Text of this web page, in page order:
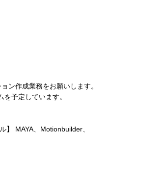
ン作成業務をお願いします。
予定しています。
】 MAYA、Motionbuilder、